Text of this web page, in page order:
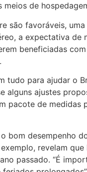
meios de
são favoráveis,
a expectativa de
beneficiadas
tudo para ajudar o
alguns ajustes
pacote de
o bom
revelam
passado. “É